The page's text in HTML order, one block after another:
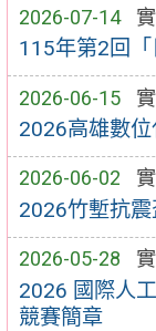
2026-07-14
115年第2回「
2026-06-15
2026高雄數
2026-06-02
2026竹塹抗
2026-05-28
2026 國際人
競賽簡章